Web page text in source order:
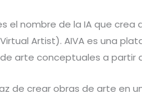
el nombre de la IA que crea
Artist). AIVA es una
arte conceptuales a partir
de crear obras de arte en